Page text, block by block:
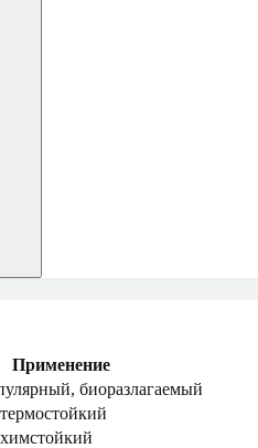
Применение
биоразлагаемый